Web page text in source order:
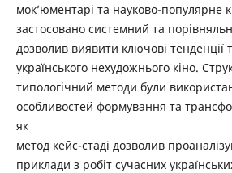
мок’юментарі та науково-популярне
застосовано системний та
дозволив виявити ключові тенденції
українського нехудожнього кіно.
типологічний методи були
особливостей формування та
як
метод кейс-стаді дозволив
приклади з робіт сучасних